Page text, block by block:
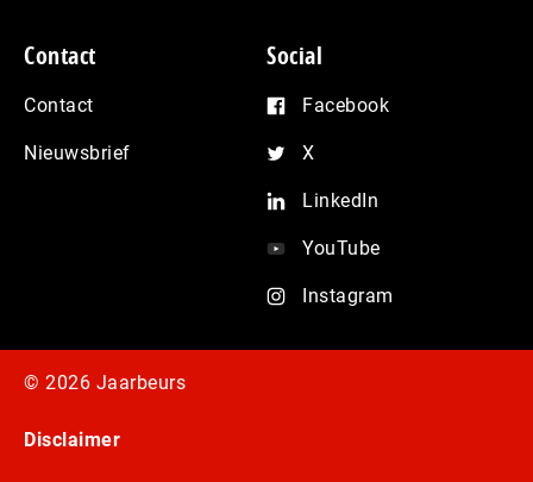
Contact
Contact
Nieuwsbrief
Social
Facebook
X
LinkedIn
YouTube
Instagram
© 2026 Jaarbeurs
Disclaimer